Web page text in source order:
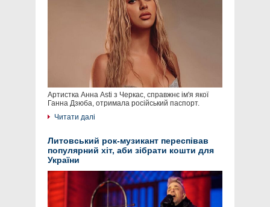
Артистка Анна Asti з Черкас, справжнє ім'я якої
Ганна Дзюба, отримала російський паспорт.
Читати далі
Литовський рок-музикант переспівав
популярний хіт, аби зібрати кошти для
України